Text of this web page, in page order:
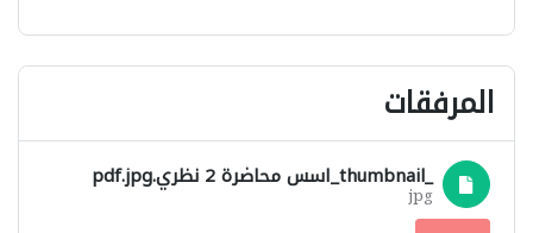
المرفقات
_thumbnail_اسس محاضرة 2 نظري.pdf.jpg
jpg